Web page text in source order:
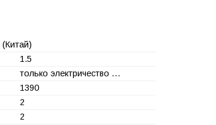
(Китай)
1.5
только электричество …
1390
2
2